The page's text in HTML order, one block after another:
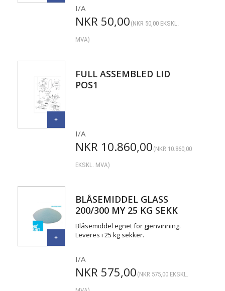
I/A
NKR 50,00 (NKR 50,00EKSKL.
MVA)
FULL ASSEMBLED LID
POS1
I/A
NKR 10.860,00 (NKR 10.860,00
EKSKL. MVA)
BLÅSEMIDDEL GLASS
200/300 MY 25 KG SEKK
Blåsemiddel egnet for gjenvinning.
Leveres i 25 kg sekker.
I/A
NKR 575,00 (NKR 575,00EKSKL.